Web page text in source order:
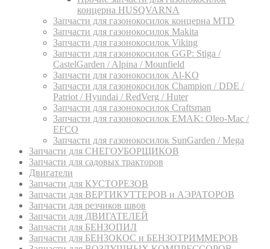
концерна HUSQVARNA
Запчасти для газонокосилок концерна MTD
Запчасти для газонокосилок Makita
Запчасти для газонокосилок Viking
Запчасти для газонокосилок GGP: Stiga /
CastelGarden / Alpina / Mounfield
Запчасти для газонокосилок Al-KO
Запчасти для газонокосилок Champion / DDE /
Patriot / Hyundai / RedVerg / Huter
Запчасти для газонокосилок Craftsman
Запчасти для газонокосилок EMAK: Oleo-Mac /
EFCO
Запчасти для газонокосилок SunGarden / Mega
Запчасти для СНЕГОУБОРЩИКОВ
Запчасти для садовых тракторов
Двигатели
Запчасти для КУСТОРЕЗОВ
Запчасти для ВЕРТИКУТТЕРОВ и АЭРАТОРОВ
Запчасти для резчиков швов
Запчасти для ДВИГАТЕЛЕЙ
Запчасти для БЕНЗОПИЛ
Запчасти для БЕНЗОКОС и БЕНЗОТРИММЕРОВ